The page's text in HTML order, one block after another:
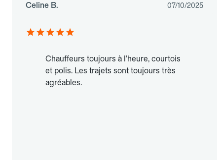
Celine B. 07/10/2025
Chauffeurs toujours à l'heure, courtois
et polis. Les trajets sont toujours très
agréables.